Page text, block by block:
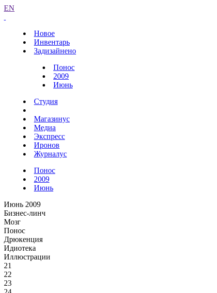
EN
Новое
Инвентарь
Задизайнено
Понос
2009
Июнь
Студия
Магазинус
Медиа
Экспресс
Иронов
Журналус
Понос
2009
Июнь
Июнь 2009
Бизнес-линч
Мозг
Понос
Дрюкенция
Идиотека
Иллюстрации
21
22
23